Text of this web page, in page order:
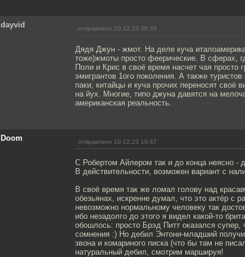
dayvid отправлено 10.12.23 06:33
Дядя Джун - жмот. На деле куча
тоже)жмоты просто феерические. В сферах,
Поли и Крис в своё время насчет чая
эмигрантов 1ого поколения. А также
паки, китайцы и куча прочих переносят своё
на йух. Многие, типо джуна давятся на
американская реальность.
Doom отправлено 10.12.23 10:47
С Робертом Айлером так и до конца неясно -
В действительности, возможен вариант с
В своё время так же ломал голову над
обезьянах, искренне думал, что это актёр с
невозможно нормальному человеку так
ибо незадолго до этого я видел какой-то
обошлось: просто Брэд Питт оказался супер,
сомнения :) Но дебил Энтони-младший
звона и комариного писка (что бы там не
натуральный дебил, смотрим маршируя!